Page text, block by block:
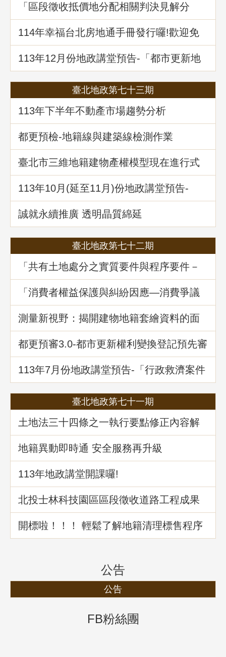
「區段徵收抵價地分配相關判決見解分
析」地政講堂回顧
114年幸福台北房地通手冊發行囉!歡迎免
費索取!
113年12月份地政講堂預告-「都市更新地
籍整理全攻略」
臺北地政第七十三期
113年下半年不動產市場趨勢分析
都更預檢-地籍線與建築線檢測作業
臺北市三維地籍建物產權模型現在進行式
113年10⽉(延至11月)份地政講堂預告-
「不動產信託實務解析」
誠就永續推廣 透明晶質綿延
臺北地政第七十二期
「共有土地處分之實質要件與程序要件－
以土地法第34條之1執行要點修正為中心」
地政講堂回顧
「消費者權益保護與糾紛因應—消費爭議
案例分享」地政講堂回顧
測量新視野：揭開建物地籍套繪資料的面
紗
都更預審3.0-都市更新權利變換登記預先審
查制度
113年7月份地政講堂預告-「行政救濟案件
剖析-以若干土地測量及登記事件為例」
臺北地政第七十一期
土地法三十四條之一執行要點修正內容解
析
地籍異動即時通 安全服務再升級
113年地政講堂開課囉!
北投士林科技園區區段徵收道路工程成果
介紹
開標啦！！！ 輕鬆了解地籍清理標售程序
公告
公告
FB粉絲團